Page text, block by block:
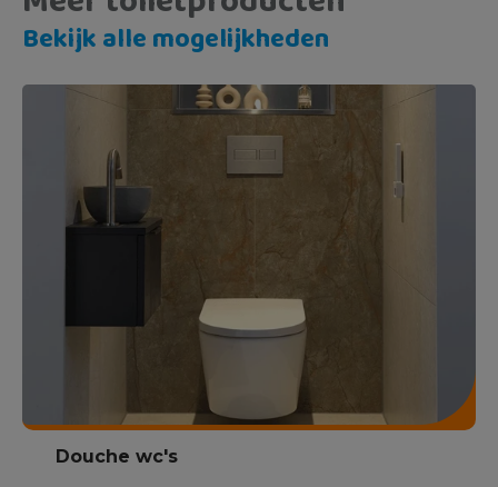
Bekijk alle mogelijkheden
Douche wc's